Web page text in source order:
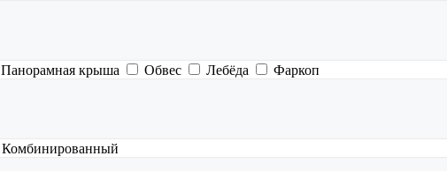
Панорамная крыша Обвес Лебёда
Фаркоп
Комбинированный